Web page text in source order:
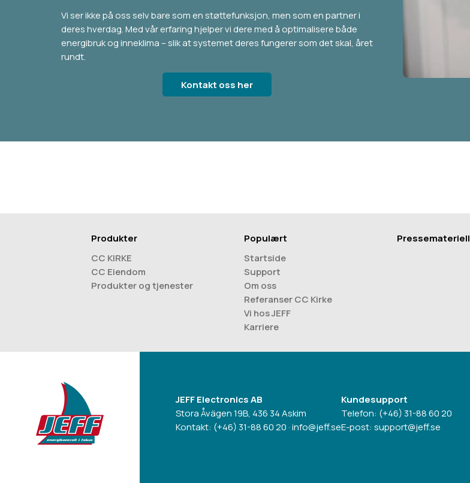
Vi ser ikke på oss selv bare som en støttefunksjon, men som en partner i
deres hverdag. Med vår erfaring hjelper vi dere med å optimalisere både
energibruk og inneklima – slik at systemet deres fungerer som det skal, året
rundt.
Kontakt oss her
Produkter
CC KIRKE
CC Eiendom
Produkter og tjenester
Populært
Startside
Support
Om oss
Referanser CC Kirke
Vi hos JEFF
Karriere
Pressemateriell
JEFF Electronics AB
Stora Åvägen 19B, 436 34 Askim
Kontakt: (+46) 31-88 60 20 ·info@jeff.se
Kundesupport
Telefon: (+46) 31-88 60 20
E-post: support@jeff.se